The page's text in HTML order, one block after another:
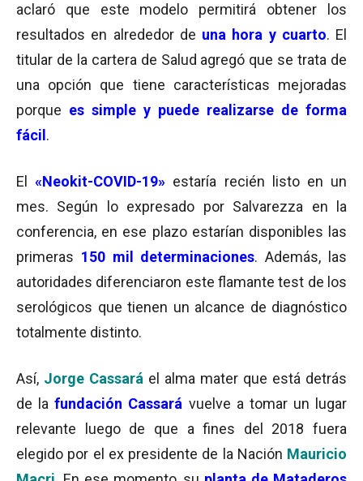
aclaró que este modelo permitirá obtener los
resultados en alrededor de una hora y cuarto. El
titular de la cartera de Salud agregó que se trata de
una opción que tiene características mejoradas
porque es simple y puede realizarse de forma
fácil .
El «Neokit-COVID-19» estaría recién listo en un
mes. Según lo expresado por Salvarezza en la
conferencia, en ese plazo estarían disponibles las
primeras 150 mil determinaciones. Además, las
autoridades diferenciaron este flamante test de los
serológicos que tienen un alcance de diagnóstico
totalmente distinto.
Así, Jorge Cassará el alma mater que está detrás
de lafundación Cassará vuelve a tomar un lugar
relevante luego de que a fines del 2018 fuera
elegido por el ex presidente de la Nación Mauricio